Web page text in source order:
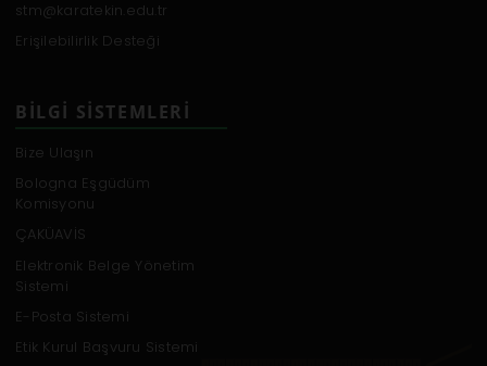
stm@karatekin.edu.tr
Erişilebilirlik Desteği
BILGI SISTEMLERI
Bize Ulaşın
Bologna Eşgüdüm
Komisyonu
ÇAKÜAVİS
Elektronik Belge Yönetim
Sistemi
E-Posta Sistemi
Etik Kurul Başvuru Sistemi